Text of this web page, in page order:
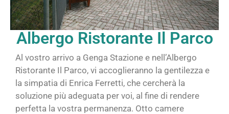
Albergo Ristorante Il Parco
Al vostro arrivo a Genga Stazione e nell’Albergo
Ristorante Il Parco, vi accoglieranno la gentilezza e
la simpatia di Enrica Ferretti, che cercherà la
soluzione più adeguata per voi, al fine di rendere
perfetta la vostra permanenza. Otto camere